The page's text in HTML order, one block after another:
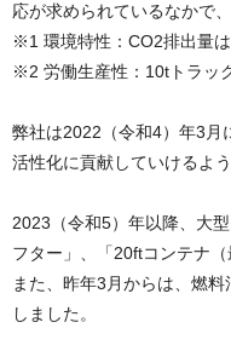
応が求められているなかで
※1 環境特性：CO2排出量
※2 労働生産性：10tトラッ
弊社は2022（令和4）年3月
活性化に貢献していけるよ
2023（令和5）年以降、大
フター」、「20ftコンテナ
また、昨年3月からは、燃
しました。